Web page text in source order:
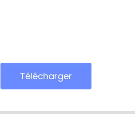
Télécharger